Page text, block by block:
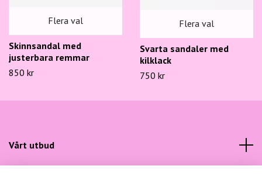
Flera val
Skinnsandal med
justerbara remmar
850 kr
Flera val
Svarta sandaler med
kilklack
750 kr
Vårt utbud